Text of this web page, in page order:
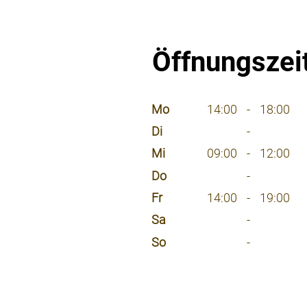
Mo
14:00 - 18:00
Di
-
Mi
09:00 - 12:00
Do
-
Fr
14:00 - 19:00
Sa
-
So
-